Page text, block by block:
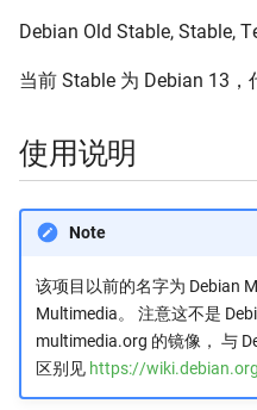
Homebrew Bottles
Kubernetes
Linux 内核源码
MariaDB
Mozilla Firefox
MySQL
Debian Old Stable, Stable,
当前 Stable 为 Debian 13，
使用说明
Note
该项目以前的名字为 Debian
Multimedia。 注意这不是
multimedia.org 的镜像， 与
区别见 https://